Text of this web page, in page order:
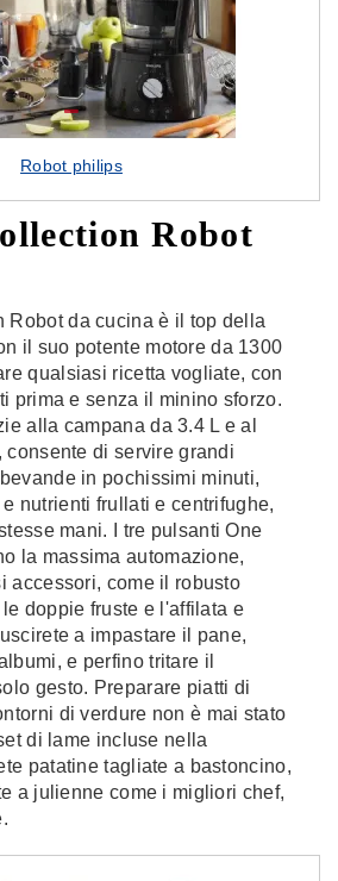
Robot philips
Robot
Robot da cucina è il top della
il suo potente motore da 1300
qualsiasi ricetta vogliate, con
prima e senza il minino sforzo.
alla campana da 3.4 L e al
consente di servire grandi
in pochissimi minuti,
nutrienti frullati e centrifughe,
mani. I tre pulsanti One
la massima automazione,
accessori, come il robusto
doppie fruste e l'affilata e
a impastare il pane,
e perfino tritare il
gesto. Preparare piatti di
di verdure non è mai stato
di lame incluse nella
patatine tagliate a bastoncino,
a julienne come i migliori chef,